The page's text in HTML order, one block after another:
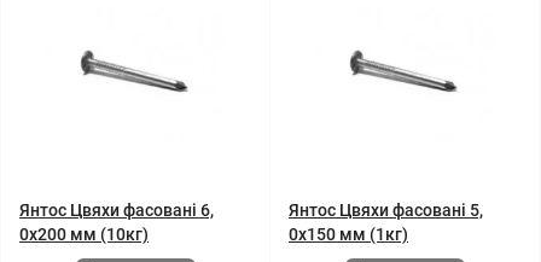
Янтос Цвяхи фасовані 6,
0x200 мм (10кг)
Янтос Цвяхи фасовані 5,
0x150 мм (1кг)